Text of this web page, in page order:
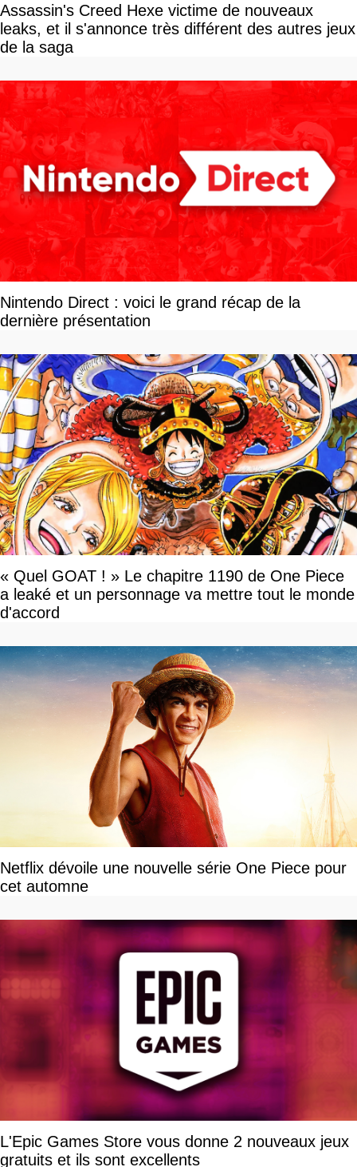
Assassin's Creed Hexe victime de nouveaux
leaks, et il s'annonce très différent des autres jeux
de la saga
Nintendo Direct : voici le grand récap de la
dernière présentation
« Quel GOAT ! » Le chapitre 1190 de One Piece
a leaké et un personnage va mettre tout le monde
d'accord
Netflix dévoile une nouvelle série One Piece pour
cet automne
L'Epic Games Store vous donne 2 nouveaux jeux
gratuits et ils sont excellents